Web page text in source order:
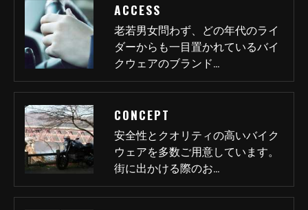
ACCESS
老若男女問わず、どの年代のライ
ダーからも一目置かれているバイ
クウェアのブランド…
CONCEPT
安全性とクオリティの高いバイク
ウェアを多数ご用意しています。
街に出かける際のお…